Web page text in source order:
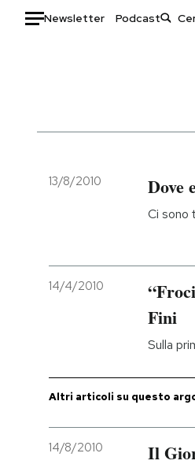
Newsletter Podcast
Italia
Politica
Cultura
Economia
13/8/2010 Dove
Ci sono
14/4/2010
Fini
Sulla
Altri articoli su questo
14/8/2010 Il